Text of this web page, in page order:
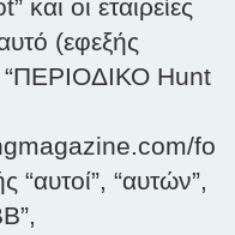
οι εταιρείες
(εφεξής
“ΠΕΡΙΟΔΙΚΟ Hunt
fo
“αυτοί”, “αυτών”,